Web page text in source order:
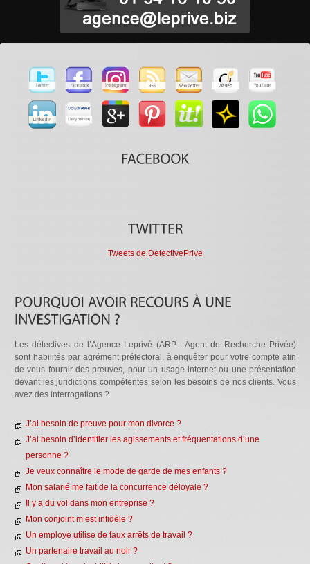
Tweets de DetectivePrive
Les détectives de l’Agence Leprivé (ARP : Agent de Recherche Privée)
sont habilités par agrément préfectoral, à enquêter pour votre compte afin
de vous fournir des preuves, pour un usage internet ou une présentation
devant les juridictions compétentes selon les besoins de nos clients. Vous
avez des interrogations ?
J’ai besoin de preuve pour mon divorce ?
J’ai besoin d’identifier les agissements et fréquentations d’une
personne ?
Je veux connaître le mode de garde de mes enfants ?
Mon salarié me fait de la concurrence déloyale ?
Il y a du vol dans mon entreprise ?
Mon conjoint m’est infidèle ?
Un employé utilise de faux arrêts de travail ?
Un partenaire travail au noir ?